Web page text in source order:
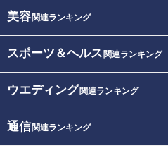
美容関連ランキング
スポーツ＆ヘルス 関連ランキング
ウエディング関連ランキング
通信関連ランキング